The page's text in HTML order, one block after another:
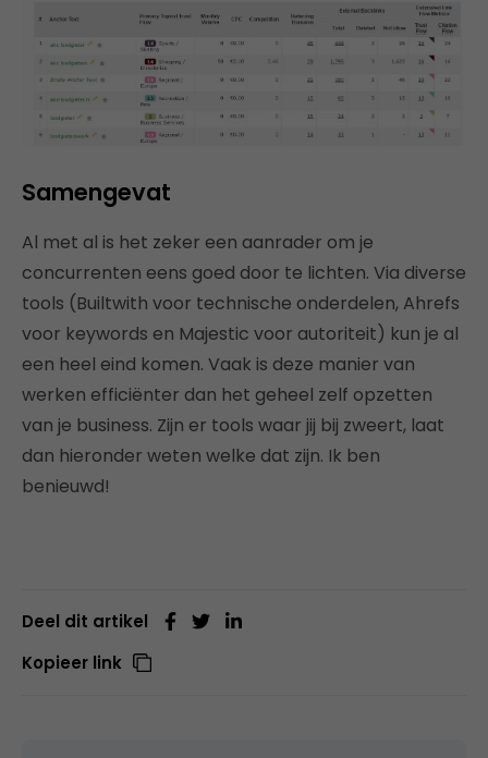
Samengevat
Al met al is het zeker een aanrader om je
concurrenten eens goed door te lichten. Via diverse
tools (Builtwith voor technische onderdelen, Ahrefs
voor keywords en Majestic voor autoriteit) kun je al
een heel eind komen. Vaak is deze manier van
werken efficiënter dan het geheel zelf opzetten
van je business. Zijn er tools waar jij bij zweert, laat
dan hieronder weten welke dat zijn. Ik ben
benieuwd!
Deel dit artikel
Kopieer link